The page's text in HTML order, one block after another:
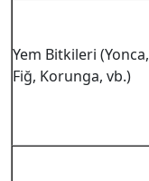
Yem Bitkileri (Yonca,
Fiğ, Korunga, vb.)